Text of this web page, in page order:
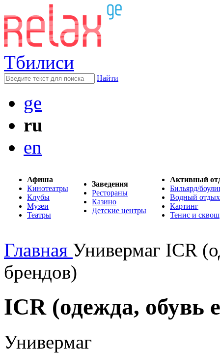
Тбилиси
Найти
ge
ru
en
Афиша
Кинотеатры
Клубы
Музеи
Театры
Заведения
Рестораны
Казино
Детские центры
Активный
Бильярд/
Водный отдых
Картинг
Тенис и сквош
Главная Универмаг ICR
брендов)
ICR (одежда, обувь
Универмаг